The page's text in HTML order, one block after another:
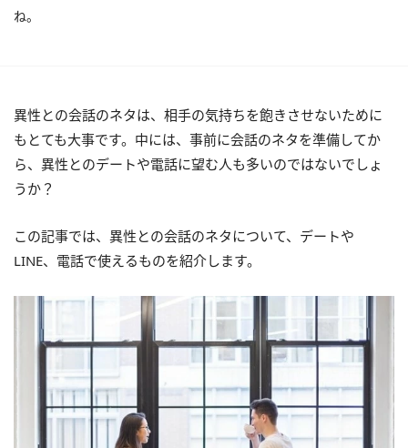
ね。
異性との会話のネタは、相手の気持ちを飽きさせないために
もとても大事です。中には、事前に会話のネタを準備してか
ら、異性とのデートや電話に望む人も多いのではないでしょ
うか？
この記事では、異性との会話のネタについて、デートや
LINE、電話で使えるものを紹介します。